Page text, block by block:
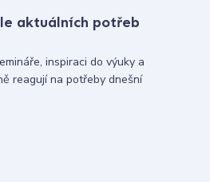
aktuálních potřeb
inspiraci do výuky a
reagují na potřeby dnešní